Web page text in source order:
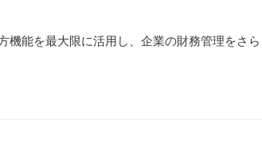
機能を最大限に活用し、企業の財務管理をさら